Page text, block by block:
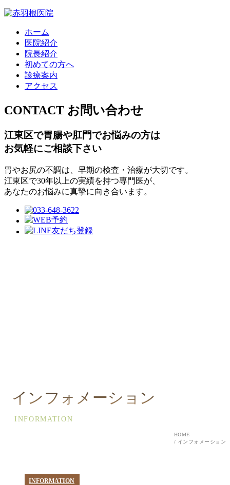
ホーム
医院紹介
院長紹介
初めての方へ
診療案内
アクセス
CONTACT お問い合わせ
江東区で胃腸や肛門でお悩みの方は
お気軽にご相談下さい
胃やお尻の不調は、早期の検査・治療が大切です。
江東区で30年以上の実績を持つ専門医が、
あなたのお悩みに真摯に向き合います。
インフォメーション
INFORMATION
HOME
インフォメーション
INFORMATION